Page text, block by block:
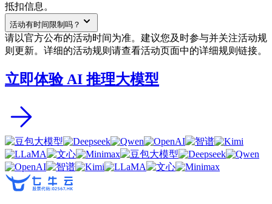
抵扣信息。
活动有时间限制吗？
请以官方公布的活动时间为准。建议您及时参与并关注活动规
则更新。详细的活动规则请查看活动页面中的详细规则链接。
立即体验 AI 推理大模型